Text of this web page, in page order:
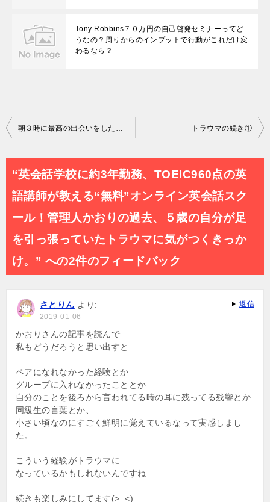
Tony Robbins７０万円の自己啓発セミナーってど
うなの？周りからのインプットで行動がこれだけ変
わるなら？
投
ナ
ビ
ゲ
ー
シ
ョ
朝３時に最高の出会いをした日～英語を通じて何をしたいか～ トラウマの続き①
“英会話学校に約3年勤務、TOEIC960点の英
語講師が教える“無料”オンライン英会話スク
ール！管理人かおりの過去、５歳の自分が足
を引っ張っていたトラウマに気がつくきっか
け。” への2件のフィードバック
さとりん より:
2019-01-06
かおりさんの記事を読んで
私もどうだろうと思い出すと
ペアになれなかった経験とか
グループに入れなかったこととか
自分のことを後ろから言われてる時の耳に残ってる残響とか
同級生の言葉とか、
小さい頃なのにすごく鮮明に覚えているなって実感しまし
た。
こういう経験がトラウマに
なっているかもしれないんですね…
続きも楽しみにしてます(>_<)
返信